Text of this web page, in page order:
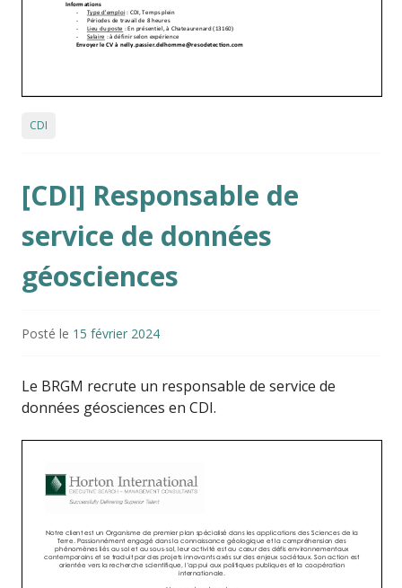
CDI
[CDI] Responsable de
service de données
géosciences
Posté le 15 février 2024
Le BRGM recrute un responsable de service de
données géosciences en CDI.